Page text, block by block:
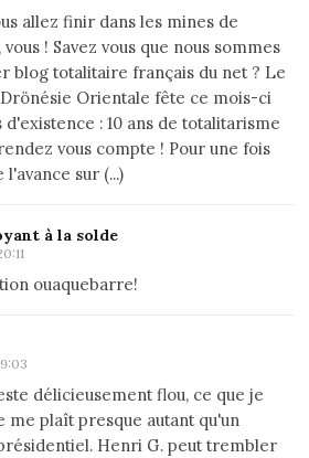
allez finir dans les mines de
! Savez vous que nous sommes
blog totalitaire français du net ? Le
Orientale fête ce mois-ci
d'existence : 10 ans de totalitarisme
vous compte ! Pour une fois
l'avance sur (...)
à la solde
ouaquebarre!
délicieusement flou, ce que je
me plaît presque autant qu'un
Henri G. peut trembler